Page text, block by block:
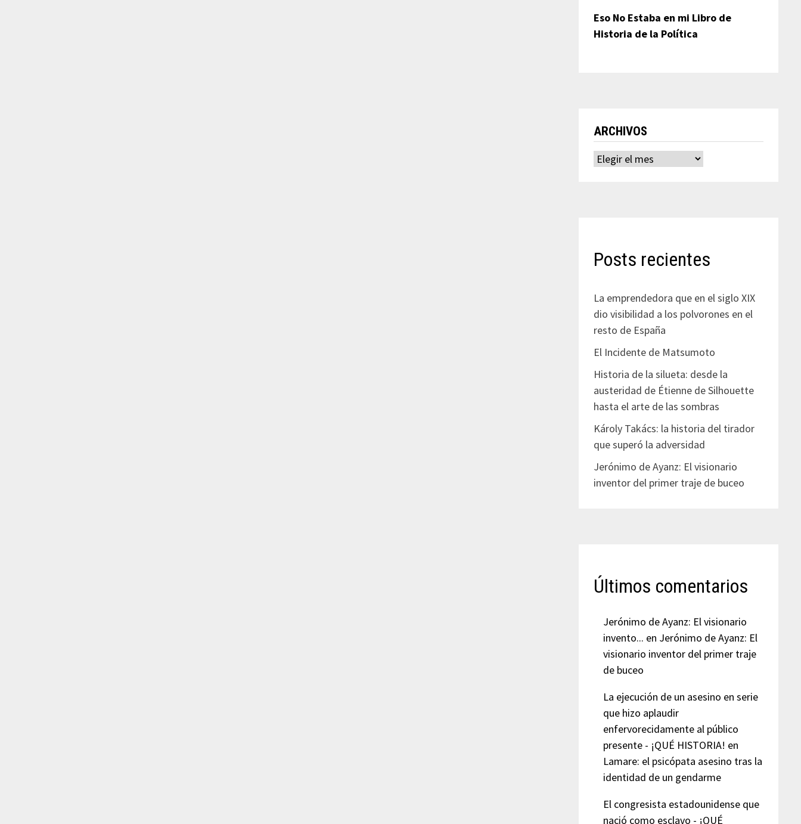
Eso No Estaba en mi Libro de
Historia de la Política
ARCHIVOS
Archivos
Posts recientes
La emprendedora que en el siglo XIX
dio visibilidad a los polvorones en el
resto de España
El Incidente de Matsumoto
Historia de la silueta: desde la
austeridad de Étienne de Silhouette
hasta el arte de las sombras
Károly Takács: la historia del tirador
que superó la adversidad
Jerónimo de Ayanz: El visionario
inventor del primer traje de buceo
Últimos comentarios
Jerónimo de Ayanz: El visionario
invento... en Jerónimo de Ayanz: El
visionario inventor del primer traje
de buceo
La ejecución de un asesino en serie
que hizo aplaudir
enfervorecidamente al público
presente - ¡QUÉ HISTORIA! en
Lamare: el psicópata asesino tras la
identidad de un gendarme
El congresista estadounidense que
nació como esclavo - ¡QUÉ